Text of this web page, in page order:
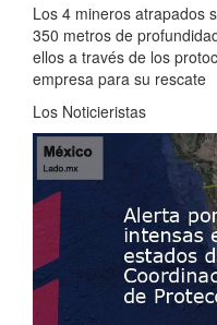
Los 4 mineros atrapados
350 metros de
ellos a través de los
empresa para su rescate
Los Noticieristas